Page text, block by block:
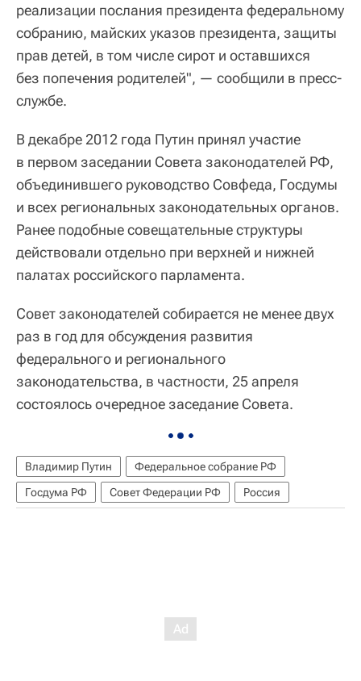
реализации послания президента федеральному
собранию, майских указов президента, защиты
прав детей, в том числе сирот и оставшихся
без попечения родителей", — сообщили в пресс-
службе.
В декабре 2012 года Путин принял участие
в первом заседании Совета законодателей РФ,
объединившего руководство Совфеда, Госдумы
и всех региональных законодательных органов.
Ранее подобные совещательные структуры
действовали отдельно при верхней и нижней
палатах российского парламента.
Совет законодателей собирается не менее двух
раз в год для обсуждения развития
федерального и регионального
законодательства, в частности, 25 апреля
состоялось очередное заседание Совета.
Владимир Путин
Федеральное собрание РФ
Госдума РФ
Совет Федерации РФ Россия